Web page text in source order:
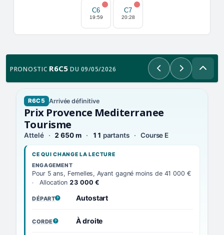
C6
19:59
C7
20:28
PRONOSTIC R6C5 DU 09/05/2026 PrécédentSuivant
R6C5 Arrivée définitive
Prix Provence Mediterranee
Tourisme
Attelé 2 650 m 11 partants Course E
CE QUI CHANGE LA LECTURE
ENGAGEMENT
Pour 5 ans, Femelles, Ayant gagné moins de 41 000 €
Allocation 23 000 €
DÉPART
, VOIR LA DÉFINITIONAutostart
CORDE
, VOIR LA DÉFINITION
À droite